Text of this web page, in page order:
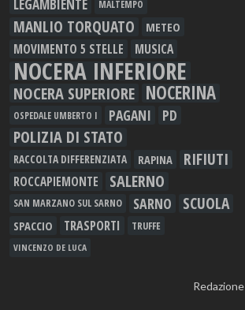
LEGAMBIENTE MALTEMPO
MANLIO TORQUATO METEO
MOVIMENTO 5 STELLE MUSICA
NOCERA INFERIORE
NOCERA SUPERIORE NOCERINA
OSPEDALE UMBERTO I PAGANI PD
POLIZIA DI STATO
RACCOLTA DIFFERENZIATA RAPINA RIFIUTI
ROCCAPIEMONTE SALERNO
SAN MARZANO SUL SARNO SARNO SCUOLA
SPACCIO TRASPORTI TRUFFE
VINCENZO DE LUCA
Redazione